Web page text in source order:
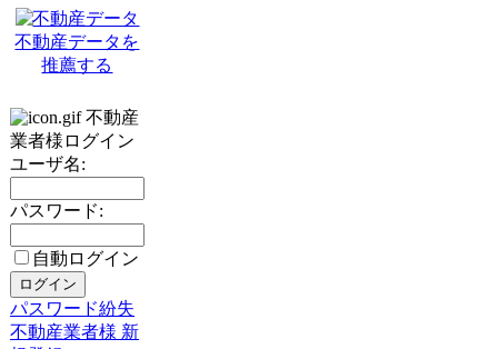
不動産データを
推薦する
不動産
業者様ログイン
ユーザ名:
パスワード:
自動ログイン
パスワード紛失
不動産業者様 新